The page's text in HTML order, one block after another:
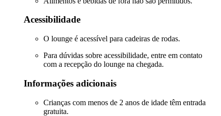
Acessibilidade
O lounge é acessível para cadeiras de rodas.
Para dúvidas sobre acessibilidade, entre em contato
com a recepção do lounge na chegada.
Informações adicionais
Crianças com menos de 2 anos de idade têm entrada
gratuita.